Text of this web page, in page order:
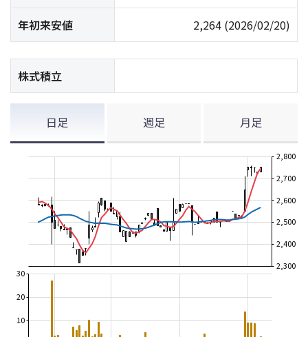
年初来安値 2,264 (2026/02/20)
株式積立
日足 週足 月足
2,300
2,400
2,500
2,600
2,700
2,800
10
20
30